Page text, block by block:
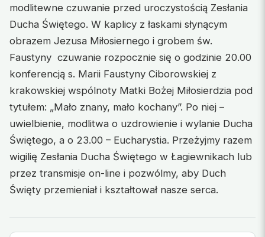
modlitewne czuwanie przed uroczystością Zesłania
Ducha Świętego. W kaplicy z łaskami słynącym
obrazem Jezusa Miłosiernego i grobem św.
Faustyny czuwanie rozpocznie się o godzinie 20.00
konferencją s. Marii Faustyny Ciborowskiej z
krakowskiej wspólnoty Matki Bożej Miłosierdzia pod
tytułem: „Mało znany, mało kochany”. Po niej –
uwielbienie, modlitwa o uzdrowienie i wylanie Ducha
Świętego, a o 23.00 – Eucharystia. Przeżyjmy razem
wigilię Zesłania Ducha Świętego w Łagiewnikach lub
przez transmisje on-line i pozwólmy, aby Duch
Święty przemieniał i kształtował nasze serca.